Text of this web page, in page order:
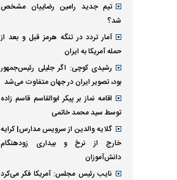
تیم جدید رامین رضاییان مشخص
شد؟
آمار تردد در تنگه هرمز قبل و بعد از
حمله آمریکا به ایران
رشیدی کوچی: اگر جلیلی رئیس‌جمهور
بود، تصویر ایران در جهان متفاوت می‌شد
اقامه نماز بر پیکر ابوالقاسم قاسم زاده
توسط سید محمد خاتمی
گلایه والدین از سرویس مدارس| کرایه
خارج از نرخ و بیداری زودهنگام
دانش‌آموزان
نایب رئیس مجلس: آمریکا فکر می‌کرد